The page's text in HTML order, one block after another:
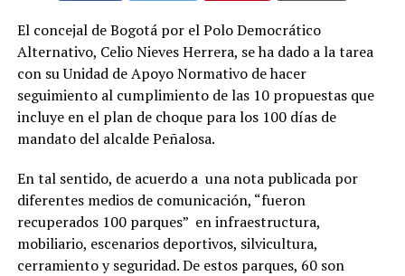
El concejal de Bogotá por el Polo Democrático
Alternativo, Celio Nieves Herrera, se ha dado a la tarea
con su Unidad de Apoyo Normativo de hacer
seguimiento al cumplimiento de las 10 propuestas que
incluye en el plan de choque para los 100 días de
mandato del alcalde Peñalosa.
En tal sentido, de acuerdo a una nota publicada por
diferentes medios de comunicación, “fueron
recuperados 100 parques” en infraestructura,
mobiliario, escenarios deportivos, silvicultura,
cerramiento y seguridad. De estos parques, 60 son